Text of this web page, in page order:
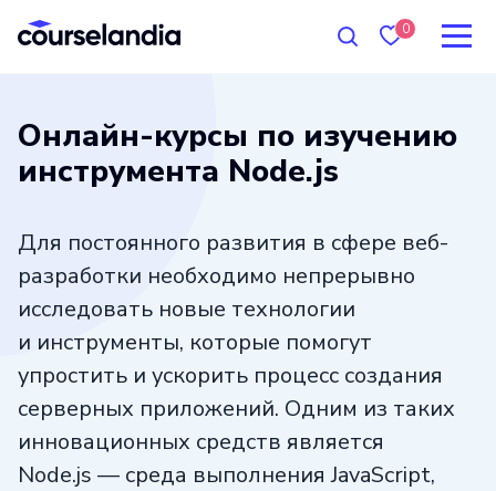
0
Онлайн-курсы по изучению
инструмента Node.js
Для постоянного развития в сфере веб-
разработки необходимо непрерывно
исследовать новые технологии
и инструменты, которые помогут
упростить и ускорить процесс создания
серверных приложений. Одним из таких
инновационных средств является
Node.js — среда выполнения JavaScript,